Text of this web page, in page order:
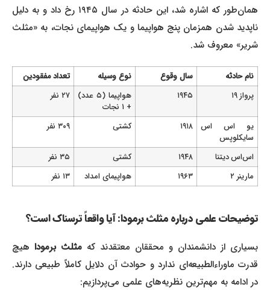
همان‌طور که اشاره شد، این حادثه در سال ۱۹۴۵ رخ داد و به دلیل
ناپدید شدن همزمان پنج هواپیما و یک هواپیمای نجات، به «مثلث
شریر» معروف شد.
نام حادثه سال وقوع نوع وسیله
تعداد مفقودین
پرواز ۱۹
۱۹۴۵
هواپیما (۵ عدد)
۲۷ نفر
یو اس اس
سایکلوپس
۱۹۱۸ کشتی
اس‌اس دیتنا ۱۹۴۸ کشتی
مارینر ۲
۱۹۶۳ هواپیمای امداد
توضیحات علمی درباره مثلث برمودا: آیا واقعاً ترسناک است؟
بسیاری از دانشمندان و محققان معتقدند کهمثلث برموداهیچ
قدرت ماوراءالطبیعه‌ای ندارد و حوادث آن دلایل کاملاً طبیعی دارند.
در ادامه به مهم‌ترین نظریه‌های علمی می‌پردازیم: